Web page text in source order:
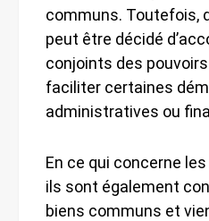
communs. Toutefois,
peut être décidé
conjoints des
faciliter certaines
administratives ou
En ce qui concerne
ils sont également
biens communs et